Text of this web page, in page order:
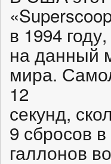
в 1994
на данный
мира.
12
секунд,
9 сбросов
галлонов